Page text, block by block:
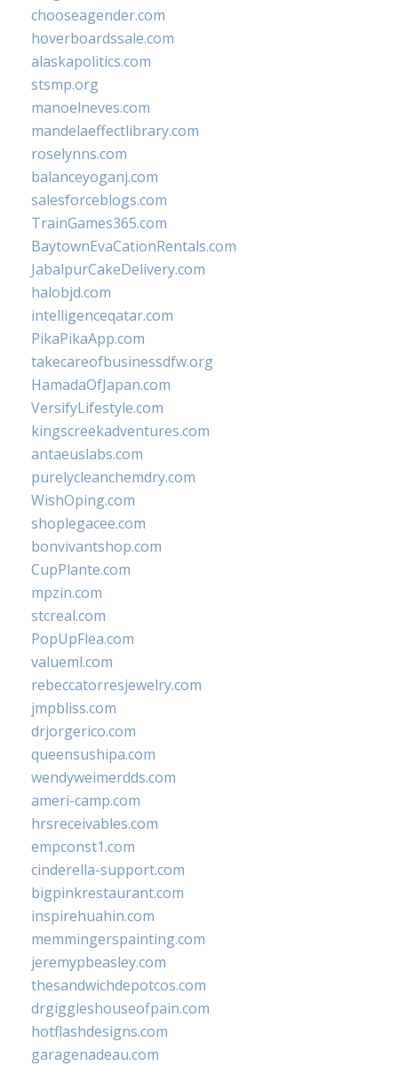
chooseagender.com
hoverboardssale.com
alaskapolitics.com
stsmp.org
manoelneves.com
mandelaeffectlibrary.com
roselynns.com
balanceyoganj.com
salesforceblogs.com
TrainGames365.com
BaytownEvaCationRentals.com
JabalpurCakeDelivery.com
halobjd.com
intelligenceqatar.com
PikaPikaApp.com
takecareofbusinessdfw.org
HamadaOfJapan.com
VersifyLifestyle.com
kingscreekadventures.com
antaeuslabs.com
purelycleanchemdry.com
WishOping.com
shoplegacee.com
bonvivantshop.com
CupPlante.com
mpzin.com
stcreal.com
PopUpFlea.com
valueml.com
rebeccatorresjewelry.com
jmpbliss.com
drjorgerico.com
queensushipa.com
wendyweimerdds.com
ameri-camp.com
hrsreceivables.com
empconst1.com
cinderella-support.com
bigpinkrestaurant.com
inspirehuahin.com
memmingerspainting.com
jeremypbeasley.com
thesandwichdepotcos.com
drgiggleshouseofpain.com
hotflashdesigns.com
garagenadeau.com